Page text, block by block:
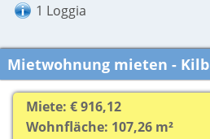
1 Loggia
Mietwohnung mieten - Kilb
Miete: € 916,12
Wohnfläche: 107,26 m²